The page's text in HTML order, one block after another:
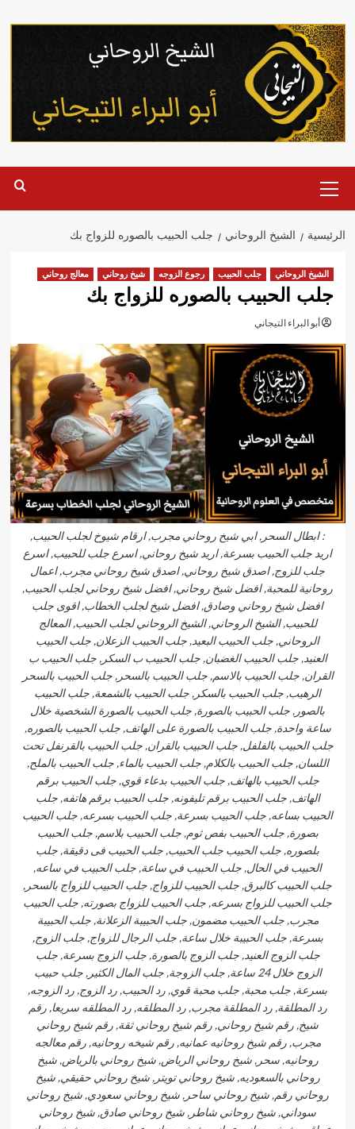
إلى
المحتوى
الرئيسية
الرئيسية الشيخ الروحاني جلب الحبيب بالصوره للزواج بك
الشيخ الروحاني جلب الحبيب رجوع الزوجه شيخ روحاني معالج روحاني
جلب الحبيب بالصوره للزواج بك
أبو البراء التيجاني
: ابطال السحر, ابي شيخ روحاني مجرب, ارقام شيوخ لجلب الحبيب,
اريد جلب الحبيب بسرعة, اريد شيخ روحاني, اسرع جلب للحبيب, اسرع
جلب للزوج, اصدق شيخ روحاني, اصدق شيخ روحاني مجرب, اعمال
روحانية للمحبة, افضل شيخ روحاني, افضل شيخ روحاني لجلب الحبيب,
افضل شيخ روحاني وصادق, افضل شيخ لجلب الخطاب, اقوى جلب
للحبيب, الشيخ الروحاني, الشيخ الروحاني لجلب الحبيب, المعالج
الروحاني, جلب الحبيب البعيد, جلب الحبيب الزعلان, جلب الحبيب
العنيد, جلب الحبيب الغضبان, جلب الحبيب ب السكر, جلب الحبيب ب
القران, جلب الحبيب بالاسم, جلب الحبيب بالسحر, جلب الحبيب بالسحر
الرهيب, جلب الحبيب بالسكر, جلب الحبيب بالشمعة, جلب الحبيب
بالصور, جلب الحبيب بالصورة, جلب الحبيب بالصورة الشخصية خلال
ساعة واحدة, جلب الحبيب بالصورة على الهاتف, جلب الحبيب بالصوره,
جلب الحبيب بالفلفل, جلب الحبيب بالقران, جلب الحبيب بالقرنفل تحت
اللسان, جلب الحبيب بالكلام, جلب الحبيب بالماء, جلب الحبيب بالملح,
جلب الحبيب بالهاتف, جلب الحبيب بدعاء قوي, جلب الحبيب برقم
الهاتف, جلب الحبيب برقم تليفونه, جلب الحبيب برقم هاتفه, جلب
الحبيب بساعه, جلب الحبيب بسرعة, جلب الحبيب بسرعه, جلب الحبيب
بصورة, جلب الحبيب بفص ثوم, جلب الحبيب بلاسم, جلب الحبيب
بلصوره, جلب الحبيب جلب الحبيب, جلب الحبيب فى دقيقة, جلب
الحبيب في الحال, جلب الحبيب في ساعة, جلب الحبيب في ساعه,
جلب الحبيب كالبرق, جلب الحبيب للزواج, جلب الحبيب للزواج بالسحر,
جلب الحبيب للزواج بسرعه, جلب الحبيب للزواج بصورته, جلب الحبيب
مجرب, جلب الحبيب مضمون, جلب الحبيبة الزعلانة, جلب الحبيبة
بسرعة, جلب الحبيبة خلال ساعة, جلب الرجال للزواج, جلب الزوج,
جلب الزوج العنيد, جلب الزوج بالصورة, جلب الزوج بسرعة, جلب
الزوج خلال 24 ساعة, جلب الزوجة, جلب المال الكثير, جلب حبيب
بسرعة, جلب محبة, جلب محبة قوي, رد الحبيب, رد الزوج, رد الزوجه,
رد المطلقة, رد المطلقة مجرب, رد المطلقه, رد المطلقه سريعا, رقم
شيخ, رقم شيخ روحاني, رقم شيخ روحاني ثقة, رقم شيخ روحاني
مجرب, رقم شيخ روحانيه عمانيه, رقم شيخه روحانيه, رقم معالجه
روحانيه, سحر, شيخ روحاني الرياض, شيخ روحاني بالرياض, شيخ
روحاني بالسعوديه, شيخ روحاني تويتر, شيخ روحاني حقيقي, شيخ
روحاني رقم, شيخ روحاني ساحر, شيخ روحاني سعودي, شيخ روحاني
سوداني, شيخ روحاني شاطر, شيخ روحاني صادق, شيخ روحاني